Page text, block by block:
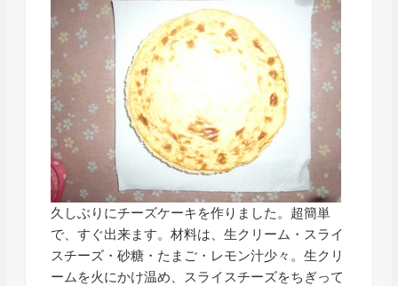
久しぶりにチーズケーキを作りました。超簡単
で、すぐ出来ます。材料は、生クリーム・スライ
スチーズ・砂糖・たまご・レモン汁少々。生クリ
ームを火にかけ温め、スライスチーズをちぎって